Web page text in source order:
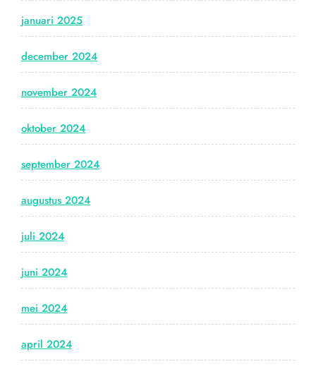
januari 2025
december 2024
november 2024
oktober 2024
september 2024
augustus 2024
juli 2024
juni 2024
mei 2024
april 2024